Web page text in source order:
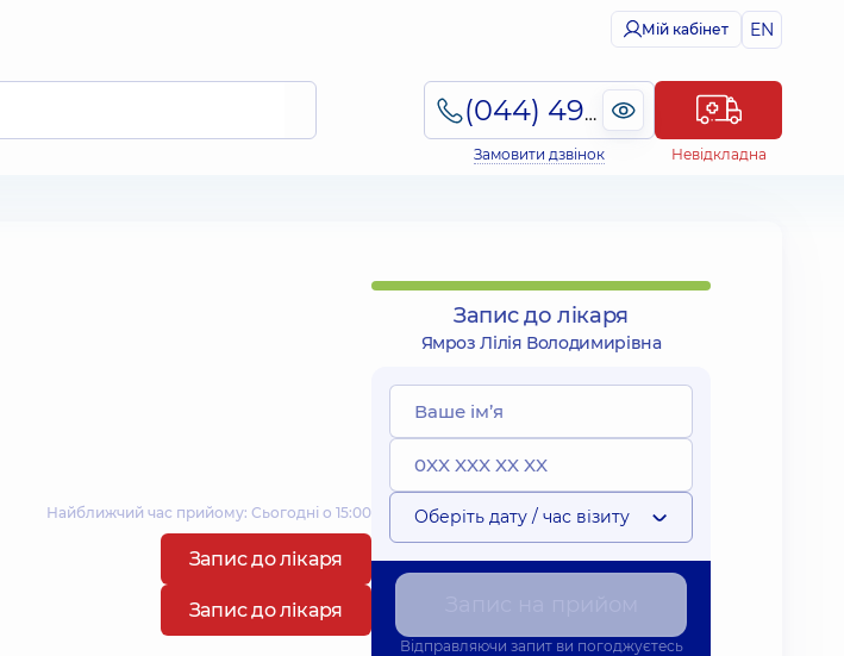
Мій кабінет EN
(044) 495-2-888
Замовити дзвінок Невідкладна
Найближчий час прийому: Сьогодні о 15:00
Запис до лікаря
Запис до лікаря
Запис до лікаря
Ямроз Лілія Володимирівна
Оберіть дату / час візиту
Відправляючи запит ви погоджуєтесь